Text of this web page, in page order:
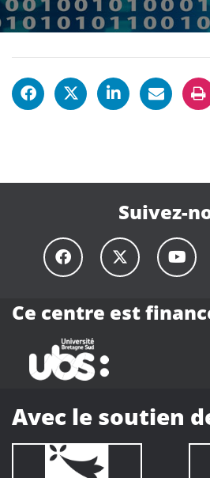
Suivez-
Ce centre est
Avec le soutien